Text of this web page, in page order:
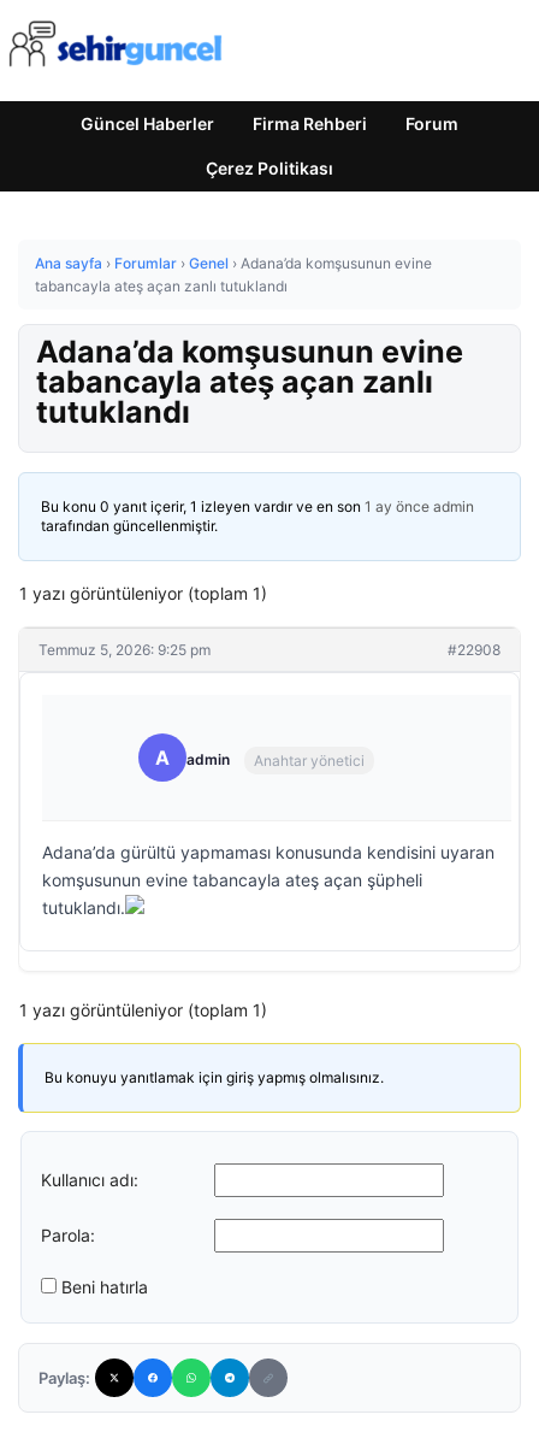
Güncel Haberler Firma Rehberi Forum
Çerez Politikası
Ana sayfa › Forumlar › Genel › Adana’da komşusunun evine
tabancayla ateş açan zanlı tutuklandı
Adana’da komşusunun evine
tabancayla ateş açan zanlı
tutuklandı
Bu konu 0 yanıt içerir, 1 izleyen vardır ve en son 1 ay önce admin
tarafından güncellenmiştir.
1 yazı görüntüleniyor (toplam 1)
Temmuz 5, 2026: 9:25 pm #22908
A admin Anahtar yönetici
Adana’da gürültü yapmaması konusunda kendisini uyaran
komşusunun evine tabancayla ateş açan şüpheli
tutuklandı.
1 yazı görüntüleniyor (toplam 1)
Bu konuyu yanıtlamak için giriş yapmış olmalısınız.
Kullanıcı adı:
Parola:
Beni hatırla
Paylaş: